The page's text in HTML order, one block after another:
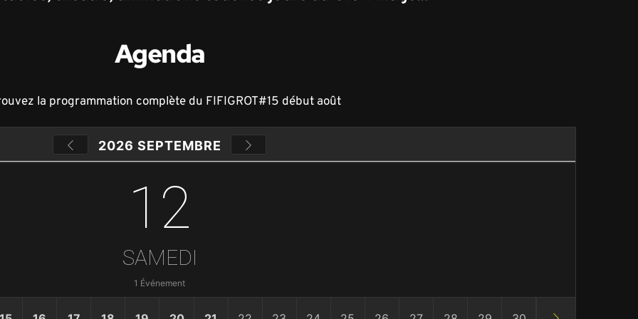
Agenda
la programmation complète du FIFIGROT#15 début août
2026 SEPTEMBRE
12
SAMEDI
1 Événement